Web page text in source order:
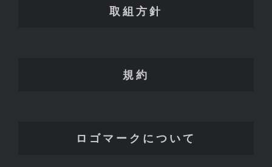
取組方針
規約
ロゴマークについて